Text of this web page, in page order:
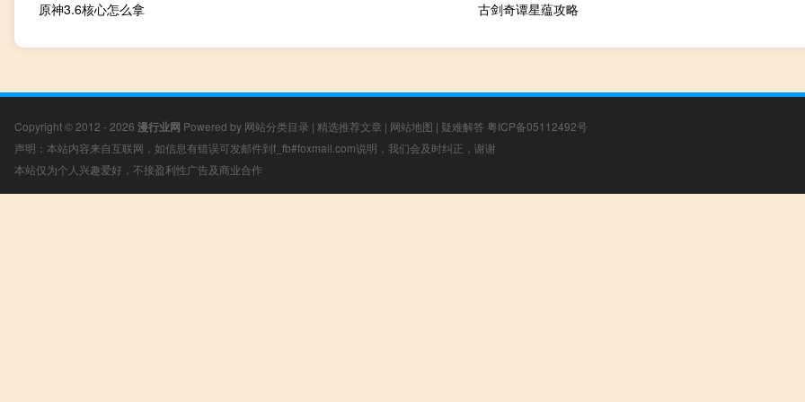
原神3.6核心怎么拿 古剑奇谭星蕴攻略
Copyright © 2012 - 2026 漫行业网 Powered by 网站分类目录 | 精选推荐文章 | 网站地图 | 疑难解答 粤ICP备05112492号
声明：本站内容来自互联网，如信息有错误可发邮件到f_fb#foxmail.com说明，我们会及时纠正，谢谢
本站仅为个人兴趣爱好，不接盈利性广告及商业合作